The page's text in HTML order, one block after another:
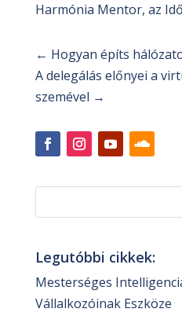
Harmónia Mentor, az
← Hogyan építs
A delegálás előnyei a
szemével →
Legutóbbi cikkek:
Mesterséges
Vállalkozóinak Eszköze